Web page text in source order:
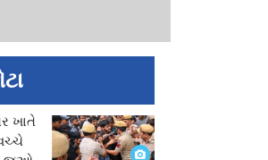
ખાતે